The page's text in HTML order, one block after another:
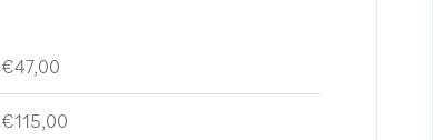
€47,00
€115,00